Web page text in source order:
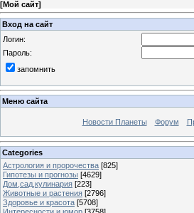
[Мой сайт]
Вход на сайт
Логин:
Пароль:
запомнить
Меню сайта
Новости Планеты Форум
Categories
Астрология и пророчества [825]
Гипотезы и прогнозы [4629]
Дом,сад,кулинария [223]
Животные и растения [2796]
Здоровье и красота [5708]